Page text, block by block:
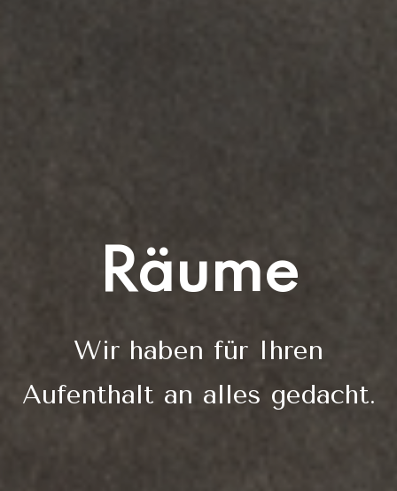
Räume
Wir haben für Ihren
Aufenthalt an alles gedacht.